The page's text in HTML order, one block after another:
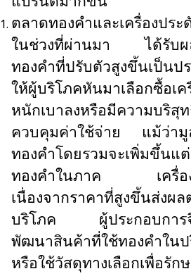
ตลาดทองคำและเครื่องปร
ในช่วงที่ผ่านมา ได้รับผล
ทองคำที่ปรับตัวสูงขึ้นเป็น
ให้ผู้บริโภคหันมาเลือกซื้อเ
หนักเบาลงหรือมีความบ
ควบคุมค่าใช้จ่าย แม้ว่ามู
ทองคำโดยรวมจะเพิ่มขึ้นแ
ทองคำในภาค เครื่อง
เนื่องจากราคาที่สูงขึ้นส่งผ
บริโภค ผู้ประกอบการจึ
พัฒนาสินค้าที่ใช้ทองคำใน
หรือใช้วัสดุทางเลือกเพื่อรัก